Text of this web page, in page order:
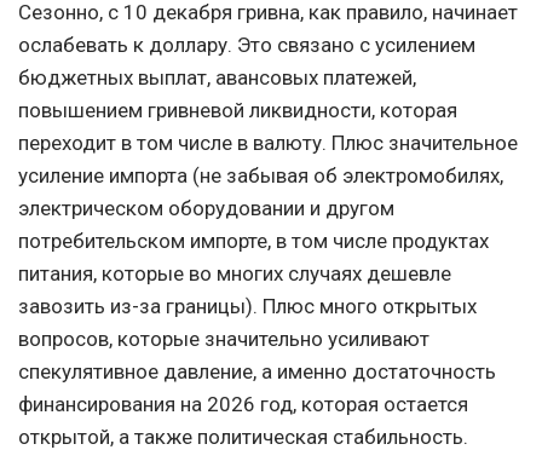
Сезонно, с 10 декабря гривна, как правило, начинает
ослабевать к доллару. Это связано с усилением
бюджетных выплат, авансовых платежей,
повышением гривневой ликвидности, которая
переходит в том числе в валюту. Плюс значительное
усиление импорта (не забывая об электромобилях,
электрическом оборудовании и другом
потребительском импорте, в том числе продуктах
питания, которые во многих случаях дешевле
завозить из-за границы). Плюс много открытых
вопросов, которые значительно усиливают
спекулятивное давление, а именно достаточность
финансирования на 2026 год, которая остается
открытой, а также политическая стабильность.